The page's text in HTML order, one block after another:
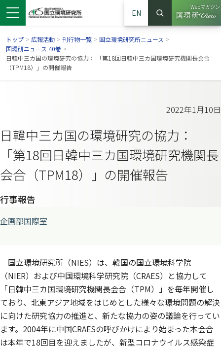
ドウで開きます）
ンドウで開きます）
ウインドウで開きます）
EN
サイト内検索
検索
Webマガジン
（別ウイ
トップ > 広報活動 > 刊行物一覧 > 国立環境研究所ニュース >
国環研ニュース 40巻 >
日韓中三カ国の環境研究の協力： 「第18回日韓中三カ国環境研究機関長会合
（TPM18）」の開催報告
2022年1月10日
日韓中三カ国の環境研究の協力：
「第18回日韓中三カ国環境研究機関長
会合（TPM18）」の開催報告
行事報告
企画部国際室
国立環境研究所（NIES）は、韓国の国立環境科学院
（NIER）および中国環境科学研究院（CRAES）と協力して
「日韓中三カ国環境研究機関長会合（TPM）」を毎年開催し
ており、北東アジア地域をはじめとした様々な環境問題の解決
に向けた研究協力の推進と、新たな協力の姿の議論を行ってい
ます。2004年に中国CRAESの呼びかけにより始まった本会合
は本年で18回目を迎えましたが、新型コロナウイルス感染症